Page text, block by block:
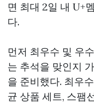
면 최대 2일 내 U+
다.
먼저 최우수 및 우
는 추석을 맞인지
을 준비했다. 최우
균 상품 세트, 스팸